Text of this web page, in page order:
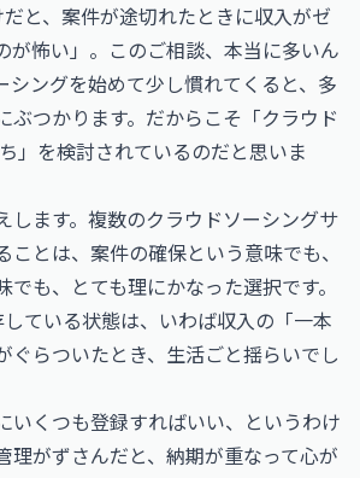
だと、案件が途切れたときに収入がゼ
が怖い」。このご相談、本当に多いん
シングを始めて少し慣れてくると、多
ぶつかります。だからこそ「クラウド
」を検討されているのだと思いま
します。複数のクラウドソーシングサ
ことは、案件の確保という意味でも、
も、とても理にかなった選択です。
ている状態は、いわば収入の「一本
ぐらついたとき、生活ごと揺らいでし
いくつも登録すればいい、というわけ
理がずさんだと、納期が重なって心が